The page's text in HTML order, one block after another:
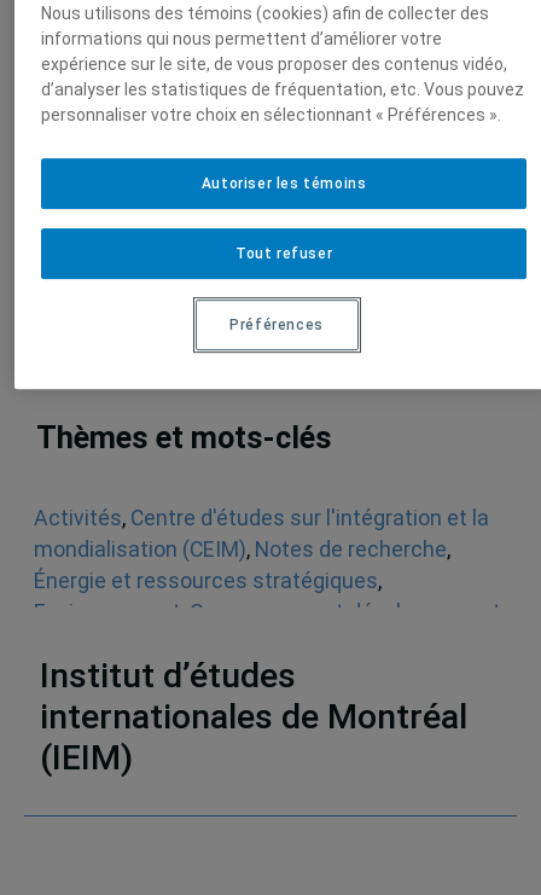
17 décembre 2010,Albert Legault
De quel monde Obama hérite-t-il ?
La flambée des cours du pétrole : une
Albert Legault
Thèmes et mots-clés
Activités, Centre d'études sur l'intégration et la
mondialisation (CEIM), Notes de recherche,
Énergie et ressources stratégiques,
Environnement Gouvernance et développement
Institut d’études
internationales de Montréal
(IEIM)
Nous utilisons des témoins (cookies) afin de collecter des
informations qui nous permettent d’améliorer votre
expérience sur le site, de vous proposer des contenus vidéo,
d’analyser les statistiques de fréquentation, etc. Vous pouvez
personnaliser votre choix en sélectionnant « Préférences ».
Tout refuser
Autoriser les témoins
Préférences